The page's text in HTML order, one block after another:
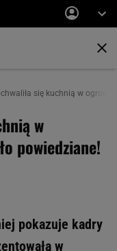
się kuchnią w
w
powiedziane!
pokazuje kadry
w